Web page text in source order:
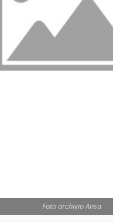
Foto archivio Ansa